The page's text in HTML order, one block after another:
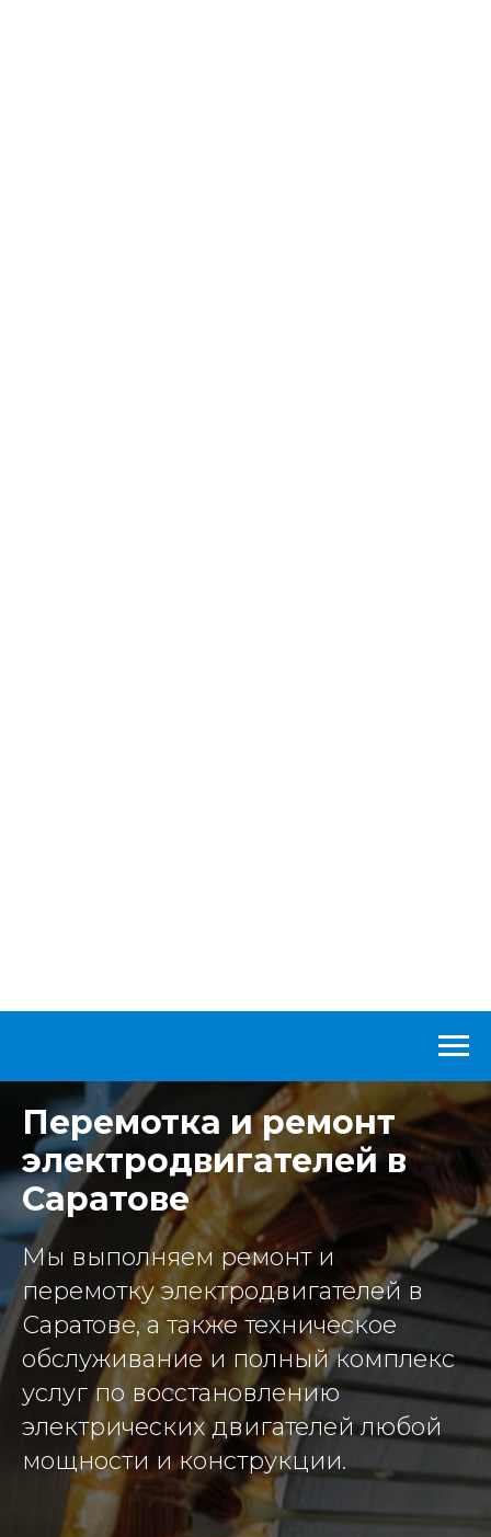
Перемотка и ремонт
электродвигателей в
Саратове
Мы выполняем ремонт и
перемотку электродвигателей в
Саратове, а также техническое
обслуживание и полный комплекс
услуг по восстановлению
электрических двигателей любой
мощности и конструкции.